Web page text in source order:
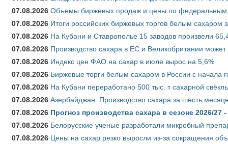
07.08.2026 Объемы биржевых продаж и цены по федеральным
07.08.2026 Итоги российских биржевых торгов белым сахаром
07.08.2026 На Кубани и Ставрополье 15 заводов произвели
07.08.2026 Производство сахара в ЕС и Великобритании
07.08.2026 Индекс цен ФАО на сахар в июле вырос на 5,6%
07.08.2026 Биржевые торги белым сахаром в России с начала
07.08.2026 На Кубани переработано 500 тыс. т сахарной
07.08.2026 Азербайджан: Производство сахара за шесть
07.08.2026 Прогноз производства сахара в сезоне 2026/
07.08.2026 Белорусские ученые разработали микробный
07.08.2026 Цены на сахар резко выросли из-за сокращения